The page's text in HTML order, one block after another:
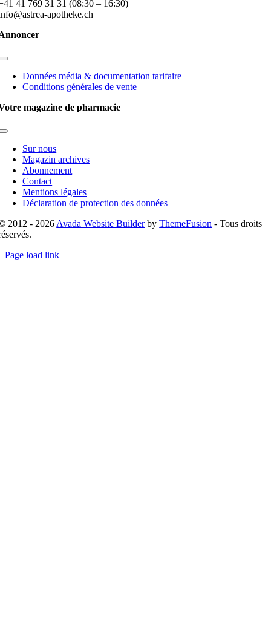
41 769 31 31 (08:30 – 16:30)
apotheke.ch
Toggle
NavigationDonnées média & documentation tarifaire
Conditions générales de vente
magazine de pharmacie
Toggle
NavigationSur nous
Magazin archives
Abonnement
Contact
Mentions légales
Déclaration de protection des données
2012 - 2026 Avada Website BuilderbyThemeFusion - Tous droits
Page load link